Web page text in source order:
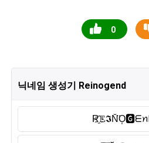
0
닉네임 생성기 Reinogend